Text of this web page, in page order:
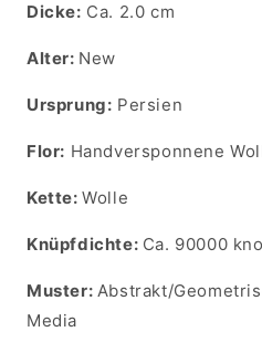
Dicke: Ca. 2.0 cm
Alter: New
Ursprung: Persien
Flor: Handversponnene
Kette:Wolle
Knüpfdichte: Ca. 90000
Muster: Abstrakt/
Media